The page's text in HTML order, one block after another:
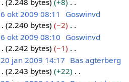
2.248 bytes
+8
6 okt 2009 08:11
Goswinvd
2.240 bytes
−2
6 okt 2009 08:10 Goswinvd
2.242 bytes
−1
20 jan 2009 14:17 Bas agterberg
2.243 bytes
+22